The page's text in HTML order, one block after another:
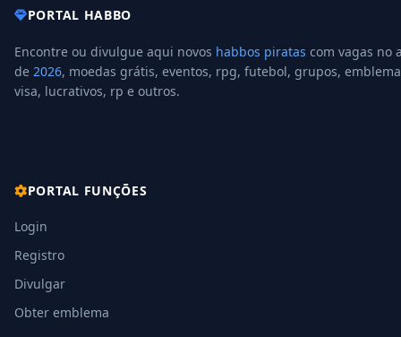
PORTAL HABBO
Encontre ou divulgue aqui novos habbos piratas com vagas no
de 2026, moedas grátis, eventos, rpg, futebol, grupos,
visa, lucrativos, rp e outros.
PORTAL FUNÇÕES
Login
Registro
Divulgar
Obter emblema